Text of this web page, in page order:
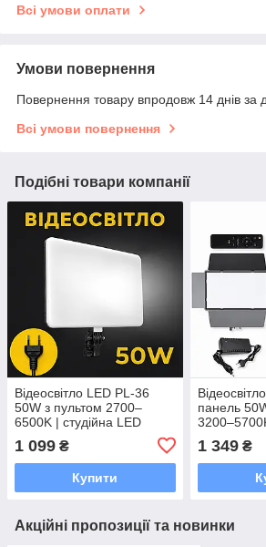
Всі умови оплати
Умови повернення
Повернення товару впродовж 14 днів за
Всі умови повернення
Подібні товари компанії
Відеосвітло LED PL-36
50W з пультом 2700–
6500K | студійна LED
відеозйомки
1 099 ₴
Купити
панель
відеозйомки
1 349₴
Акційні пропозиції та новинки